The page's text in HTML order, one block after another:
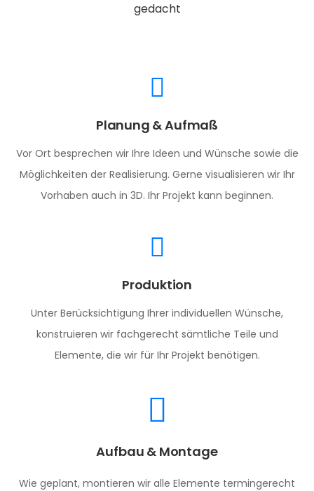
gedacht
Planung & Aufmaß
Vor Ort besprechen wir Ihre Ideen und Wünsche sowie die
Möglichkeiten der Realisierung. Gerne visualisieren wir Ihr
Vorhaben auch in 3D. Ihr Projekt kann beginnen.
Produktion
Unter Berücksichtigung Ihrer individuellen Wünsche,
konstruieren wir fachgerecht sämtliche Teile und
Elemente, die wir für Ihr Projekt benötigen.
Aufbau & Montage
Wie geplant, montieren wir alle Elemente termingerecht